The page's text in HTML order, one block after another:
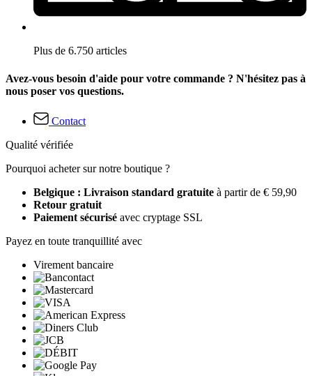
Plus de 6.750 articles
Avez-vous besoin d'aide pour votre commande ? N'hésitez pas à
nous poser vos questions.
Contact
Qualité vérifiée
Pourquoi acheter sur notre boutique ?
Belgique : Livraison standard gratuite à partir de € 59,90
Retour gratuit
Paiement sécurisé avec cryptage SSL
Payez en toute tranquillité avec
Virement bancaire